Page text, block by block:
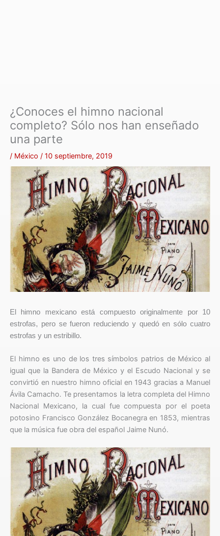
¿Conoces el himno nacional
completo? Sólo nos han enseñado
una parte
/ México / 10 septiembre, 2019
El himno mexicano está compuesto originalmente por 10
estrofas, pero se fueron reduciendo y quedó en sólo cuatro
estrofas y un estribillo.
El himno es uno de los tres símbolos patrios de México al
igual que la Bandera de México y el Escudo Nacional y se
convirtió en nuestro himno oficial en 1943 gracias a Manuel
Ávila Camacho. Te presentamos la letra completa del Himno
Nacional Mexicano, la cual fue compuesta por el poeta
potosino Francisco González Bocanegra en 1853, mientras
que la música fue obra del español Jaime Nunó.